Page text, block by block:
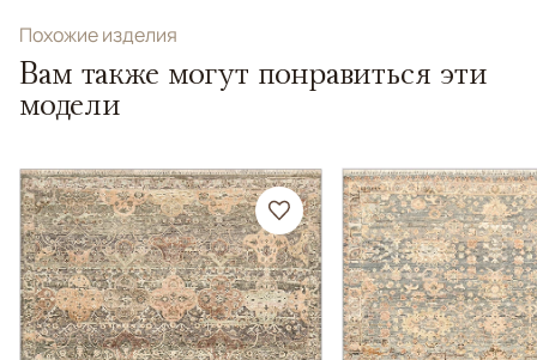
Похожие изделия
Вам также могут понравиться эти
модели